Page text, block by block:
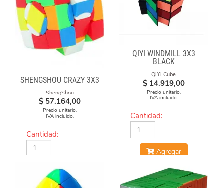
SHENGSHOU CRAZY 3X3
ShengShou
$ 57.164,00
Precio unitario.
IVA incluido.
Cantidad:
Agregar
QIYI WINDMILL 3X3
BLACK
QiYi Cube
$ 14.919,00
Precio unitario.
IVA incluido.
Cantidad:
Agregar